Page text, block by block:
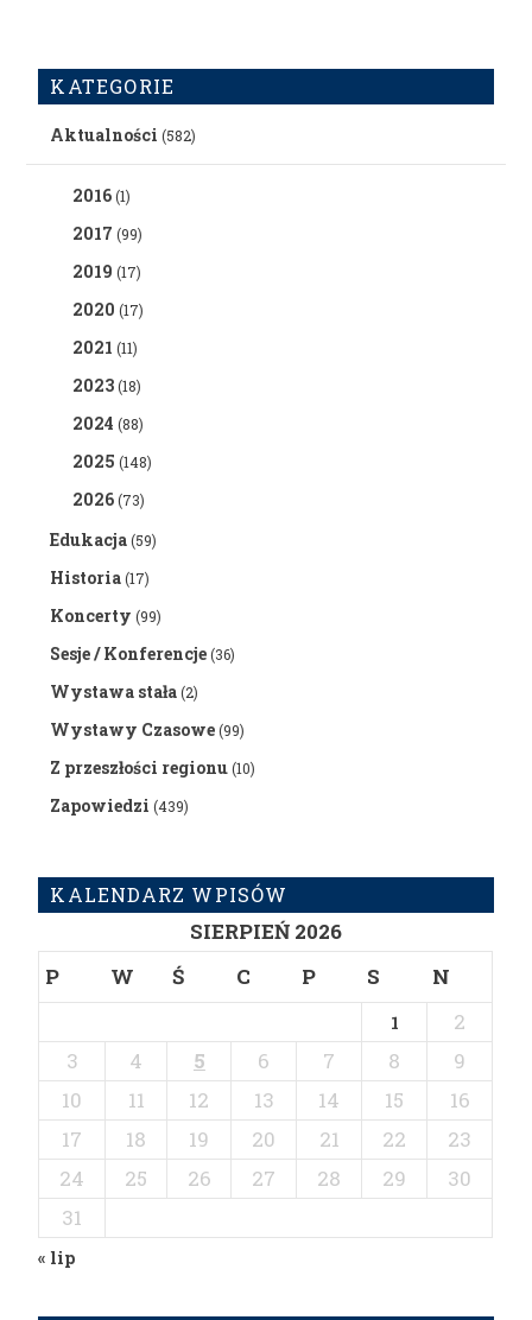
KATEGORIE
Aktualności (582)
2016(1)
2017 (99)
2019 (17)
2020 (17)
2021 (11)
2023(18)
2024 (88)
2025 (148)
2026(73)
Edukacja(59)
Historia(17)
Koncerty (99)
Sesje / Konferencje(36)
Wystawa stała(2)
Wystawy Czasowe(99)
Z przeszłości regionu(10)
Zapowiedzi (439)
KALENDARZ WPISÓW
SIERPIEŃ 2026
P
W Ś C P S N
1
2
3
4 5 6 7 8
9
10
11 12 13 14 15
16
17
18 19 20 21 22
23
24
25 26 27 28 29
30
31
« lip